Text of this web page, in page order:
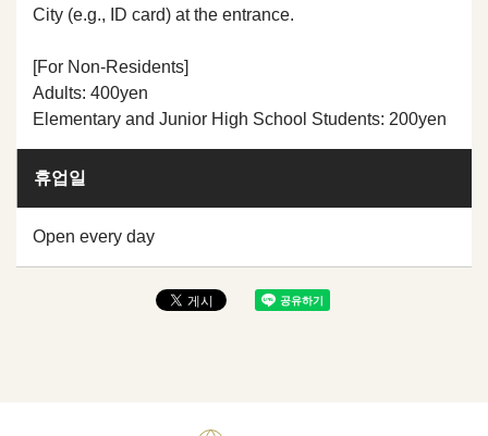
City (e.g., ID card) at the entrance.
[For Non-Residents]
Adults: 400yen
Elementary and Junior High School Students: 200yen
휴업일
Open every day